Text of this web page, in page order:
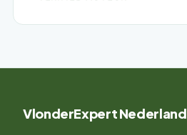
VlonderExpert Nederland